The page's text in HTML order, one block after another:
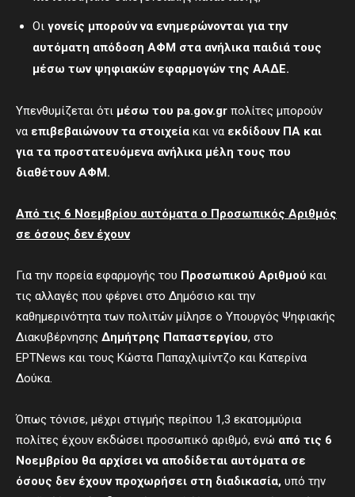
Οι γονείς μπορούν να ενημερώνονται για την
αυτόματη απόδοση ΑΦΜ στα ανήλικα παιδιά τους
μέσω των ψηφιακών εφαρμογών της ΑΑΔΕ.
Υπενθυμίζεται ότι μέσω του pa.gov.gr πολίτες μπορούν
να επιβεβαιώνουν τα στοιχεία και να εκδίδουν ΠΑ και
για τα προστατευόμενα ανήλικα μέλη τους που
διαθέτουν ΑΦΜ.
Από τις 6 Νοεμβρίου αυτόματα ο Προσωπικός Αριθμός
σε όσους δεν έχουν
Για την πορεία εφαρμογής του Προσωπικού Αριθμού και
τις αλλαγές που φέρνει στο Δημόσιο και την
καθημερινότητα των πολιτών μίλησε ο Υπουργός Ψηφιακής
Διακυβέρνησης Δημήτρης Παπαστεργίου, στο
ΕΡΤNews και τους Κώστα Παπαχλιμίντζο και Κατερίνα
Δούκα.
Όπως τόνισε, μέχρι στιγμής περίπου 1,3 εκατομμύρια
πολίτες έχουν εκδώσει προσωπικό αριθμό, ενώ από τις 6
Νοεμβρίου θα αρχίσει να αποδίδεται αυτόματα σε
όσους δεν έχουν προχωρήσει στη διαδικασία, υπό την